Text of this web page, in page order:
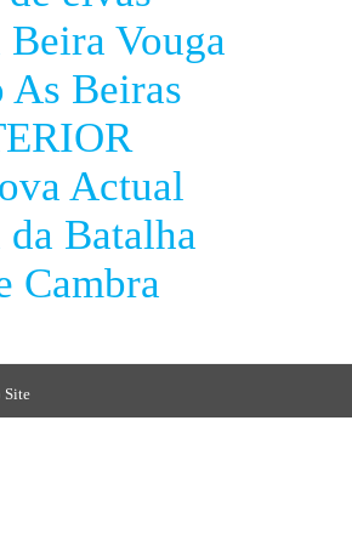
Vouga
Beiras
Actual
Batalha
Cambra
Site